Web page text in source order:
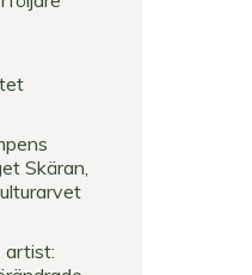
Skäran,
artist: